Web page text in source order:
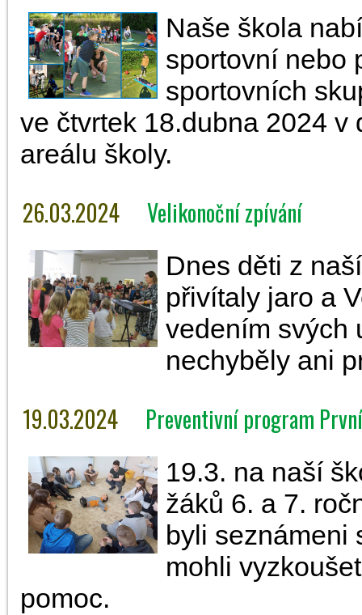
Naše škola
sportovní nebo
sportovních
ve čtvrtek 18.dubna 2024
areálu školy.
26.03.2024 Velikonoční zpívání
Dnes děti z
přivítaly jaro a
vedením svých
nechyběly ani
19.03.2024 Preventivní program
19.3. na naší
žáků 6. a 7.
byli seznámeni
mohli
pomoc.